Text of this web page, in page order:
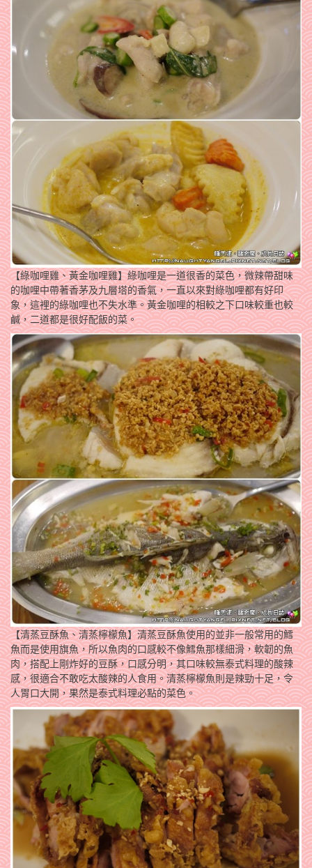
【綠咖哩雞、黃金咖哩雞】綠咖哩是一道很香的菜色，微辣帶甜味
的咖哩中帶著香茅及九層塔的香氣，一直以來對綠咖哩都有好印
象，這裡的綠咖哩也不失水準。黃金咖哩的相較之下口味較重也較
鹹，二道都是很好配飯的菜。
【清蒸豆酥魚、清蒸檸檬魚】清蒸豆酥魚使用的並非一般常用的鱈
魚而是使用旗魚，所以魚肉的口感較不像鱈魚那樣細滑，軟韌的魚
肉，搭配上剛炸好的豆酥，口感分明，其口味較無泰式料理的酸辣
感，很適合不敢吃太酸辣的人食用。清蒸檸檬魚則是辣勁十足，令
人胃口大開，果然是泰式料理必點的菜色。